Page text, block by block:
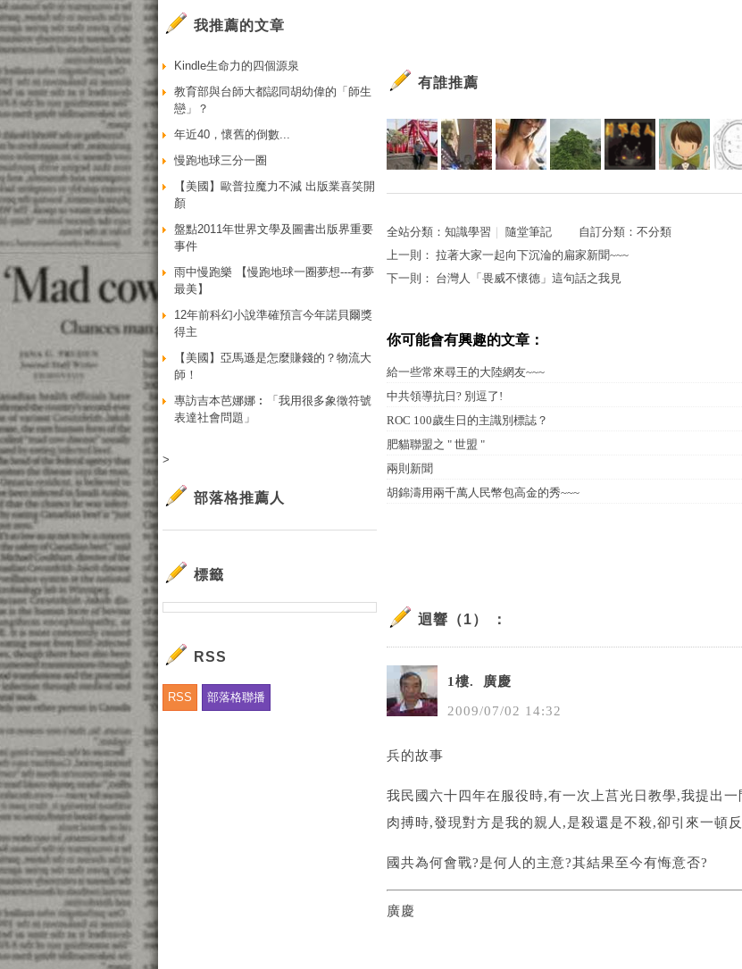
有誰推薦
全站分類： 知識學習 ｜ 隨堂筆記 自訂分類： 不分類
上一則： 拉著大家一起向下沉淪的扁家新聞~~~
下一則： 台灣人「畏威不懷德」這句話之我見
你可能會有興趣的文章：
給一些常來尋王的大陸網友~~~
中共領導抗日? 別逗了!
ROC 100歲生日的主識別標誌？
肥貓聯盟之 " 世盟 "
兩則新聞
胡錦濤用兩千萬人民幣包高金的秀~~~
迴響（1） ：
1樓. 廣慶
2009/07/02 14:32
兵的故事
我民國六十四年在服役時,有一次上莒光日教學,我提出
肉搏時,發現對方是我的親人,是殺還是不殺,卻引來一頓
國共為何會戰?是何人的主意?其結果至今有悔意否?
廣慶
我推薦的文章
Kindle生命力的四個源泉
教育部與台師大都認同胡幼偉的「師生
戀」？
年近40，懷舊的倒數...
慢跑地球三分一圈
【美國】歐普拉魔力不減 出版業喜笑開
顏
盤點2011年世界文學及圖書出版界重要
事件
雨中慢跑樂 【慢跑地球一圈夢想---有夢
最美】
12年前科幻小說準確預言今年諾貝爾獎
得主
【美國】亞馬遜是怎麼賺錢的？物流大
師！
專訪吉本芭娜娜︰「我用很多象徵符號
表達社會問題」
>
部落格推薦人
標籤
RSS
RSS 部落格聯播